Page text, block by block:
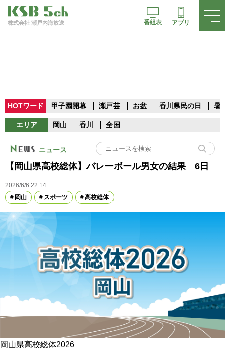
株式会社 瀬戸内海放送 番組表 アプリ
HOTワード 甲子園開幕 瀬戸芸 お盆 香川県民の日 暑
エリア 岡山 香川 全国
ニュース
【岡山県高校総体】バレーボール男女の結果 6日
2026/6/6 22:14
岡山
スポーツ 高校総体
岡山県高校総体2026